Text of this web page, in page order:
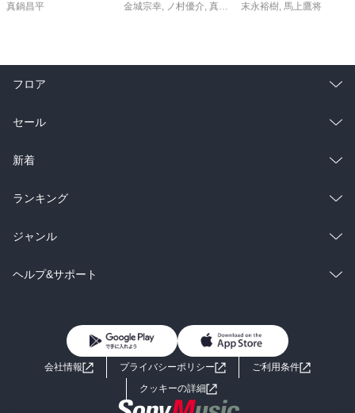
真鍋昌平
金城宗幸, ノ村優介, 真島ヒロ ,宮島礼吏,新川直司
末永裕樹, 馬上鷹将
フロア
総合
ラノベ
雑誌・グラビア
BL・TL
セール
総合
ラノベ
雑誌・グラビア
BL・TL
新着
総合
ラノベ
雑誌・グラビア
ランキング
総合
ラノベ
ジャンル
コミック
ライトノベル 男子向けラノベ
小説
ヘルプ&サポート
よくあるご質問 お問い合わせ
会社情報 プライバシーポリシー
ご利用条件
クッキーの詳細